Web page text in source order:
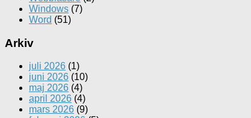
Windows (7)
Word (51)
Arkiv
juli 2026 (1)
juni 2026 (10)
maj 2026 (4)
april 2026 (4)
mars 2026 (9)